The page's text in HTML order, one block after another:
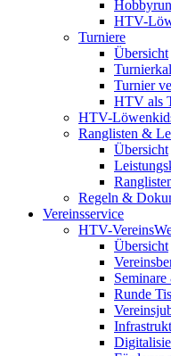
HTV-
Turniere
Übersicht
Turnier
HTV als
HTV-
Ranglisten &
Übersicht
Regeln &
Vereinsservice
HTV-
Übersicht
Runde